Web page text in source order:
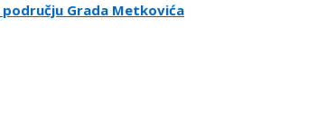
Grada Metkovića